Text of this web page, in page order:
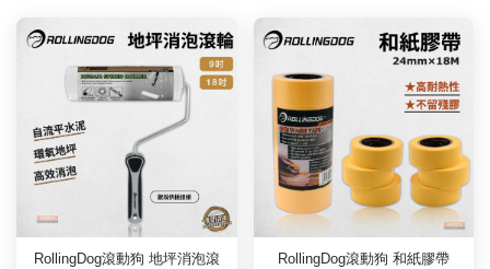
RollingDog滾動狗 地坪消泡滾
RollingDog滾動狗 和紙膠帶